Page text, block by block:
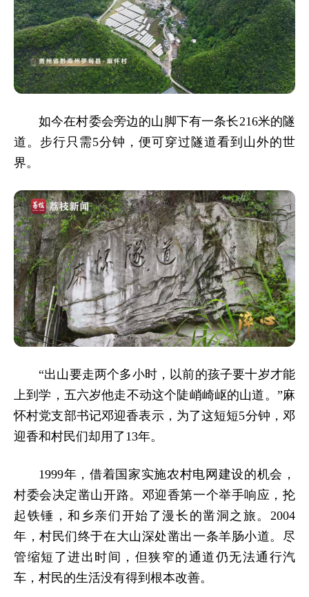
如今在村委会旁边的山脚下有一条长216米的隧
道。步行只需5分钟，便可穿过隧道看到山外的世
界。
“出山要走两个多小时，以前的孩子要十岁才能
上到学，五六岁他走不动这个陡峭崎岖的山道。”麻
怀村党支部书记邓迎香表示，为了这短短5分钟，邓
迎香和村民们却用了13年。
1999年，借着国家实施农村电网建设的机会，
村委会决定凿山开路。邓迎香第一个举手响应，抡
起铁锤，和乡亲们开始了漫长的凿洞之旅。2004
年，村民们终于在大山深处凿出一条羊肠小道。尽
管缩短了进出时间，但狭窄的通道仍无法通行汽
车， 村民的生活没有得到根本改善。